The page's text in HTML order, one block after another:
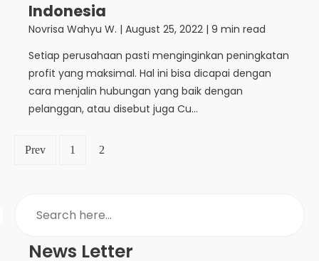
Indonesia
Novrisa Wahyu W. | August 25, 2022 | 9 min read
Setiap perusahaan pasti menginginkan peningkatan
profit yang maksimal. Hal ini bisa dicapai dengan
cara menjalin hubungan yang baik dengan
pelanggan, atau disebut juga Cu...
Prev 1 2
News Letter